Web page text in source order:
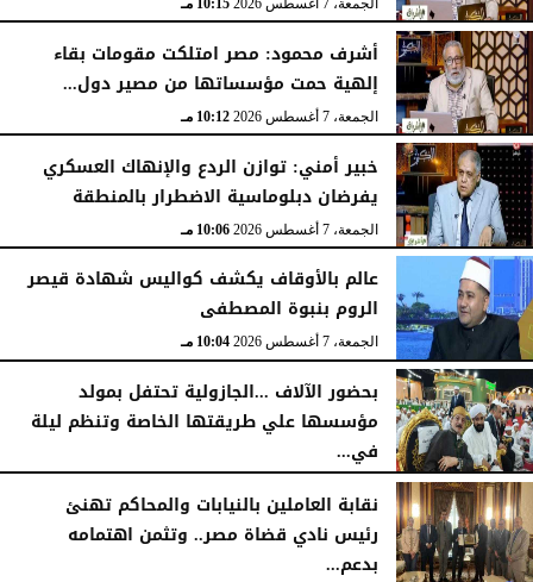
الجمعة، 7 أغسطس 2026 10:15 مـ
أشرف محمود: مصر امتلكت مقومات بقاء
إلهية حمت مؤسساتها من مصير دول...
الجمعة، 7 أغسطس 2026 10:12 مـ
خبير أمني: توازن الردع والإنهاك العسكري
يفرضان دبلوماسية الاضطرار بالمنطقة
الجمعة، 7 أغسطس 2026 10:06 مـ
عالم بالأوقاف يكشف كواليس شهادة قيصر
الروم بنبوة المصطفى
الجمعة، 7 أغسطس 2026 10:04 مـ
بحضور الآلاف ...الجازولية تحتفل بمولد
مؤسسها علي طريقتها الخاصة وتنظم ليلة
في...
الجمعة، 7 أغسطس 2026
نقابة العاملين بالنيابات والمحاكم تهنئ
رئيس نادي قضاة مصر.. وتثمن اهتمامه
بدعم...